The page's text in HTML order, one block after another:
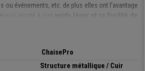
ou événements, etc. de plus elles ont l’avantage
ci ajouté à son
poids léger et sa facilité de
de sortir du lot par son confort. De cette
à vos visites ou clients qu’ils se sentent à
ChaisePro
Structure métallique / Cuir